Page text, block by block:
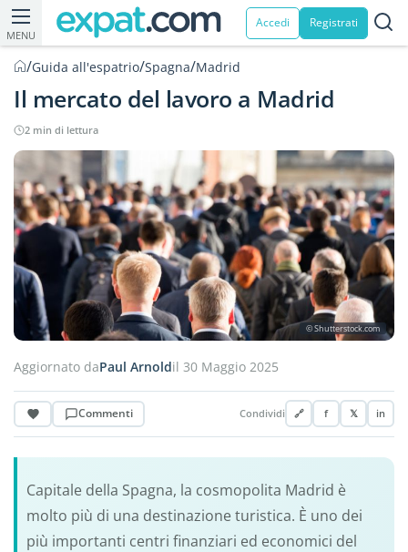
MENU
Accedi Registrati
/Guida all'espatrio/Spagna/Madrid
Il mercato del lavoro a Madrid
2 min di lettura
© Shutterstock.com
Aggiornato daPaul Arnoldil 30 Maggio 2025
Commenti Condividi 🔗 f 𝕏 in
Capitale della Spagna, la cosmopolita Madrid è
molto più di una destinazione turistica. È uno dei
più importanti centri finanziari ed economici del